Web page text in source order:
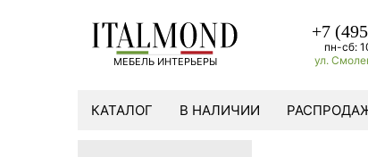
МЕБЕЛЬ ИНТЕРЬЕРЫ
+7
пн-сб:
ул.
КАТАЛОГ В НАЛИЧИИ